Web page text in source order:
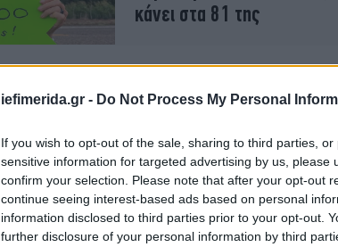
iefimerida.gr - Do Not Process My Personal
If you wish to opt-out of the sale, sharing to third parties,
sensitive information for targeted advertising by us, please
confirm your selection. Please note that after your opt-out
continue seeing interest-based ads based on personal
information disclosed to third parties prior to your opt-out.
further disclosure of your personal information by third
κάνει στα 81 της
Το αλκοόλ σχετίζεται με
αυτοψία σε πάνω από
ασθενείς που πέθαναν